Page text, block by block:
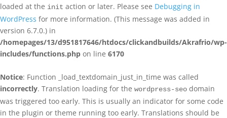
loaded at the init action or later. Please see Debugging in
WordPress for more information. (This message was added in
version 6.7.0.) in
/homepages/13/d951817646/htdocs/clickandbuilds/Akrafrio/wp-
includes/functions.php on line 6170
Notice: Function _load_textdomain_just_in_time was called
incorrectly. Translation loading for the wordpress-seo domain
was triggered too early. This is usually an indicator for some code
in the plugin or theme running too early. Translations should be